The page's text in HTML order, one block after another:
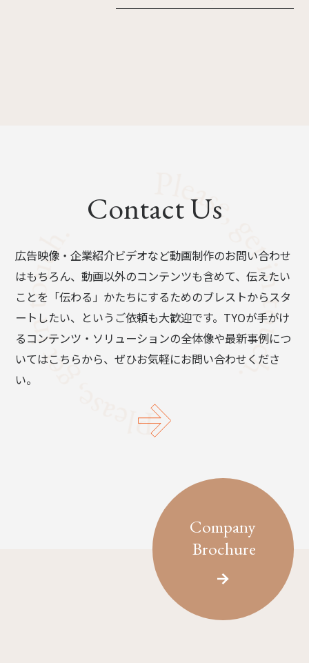
Contact Us
広告映像・企業紹介ビデオなど動画制作のお問い合わせ
はもちろん、動画以外のコンテンツも含めて、伝えたい
ことを「伝わる」かたちにするためのブレストからスタ
ートしたい、というご依頼も大歓迎です。TYOが手がけ
るコンテンツ・ソリューションの全体像や最新事例につ
いてはこちらから、ぜひお気軽にお問い合わせくださ
い。
Company
Brochure